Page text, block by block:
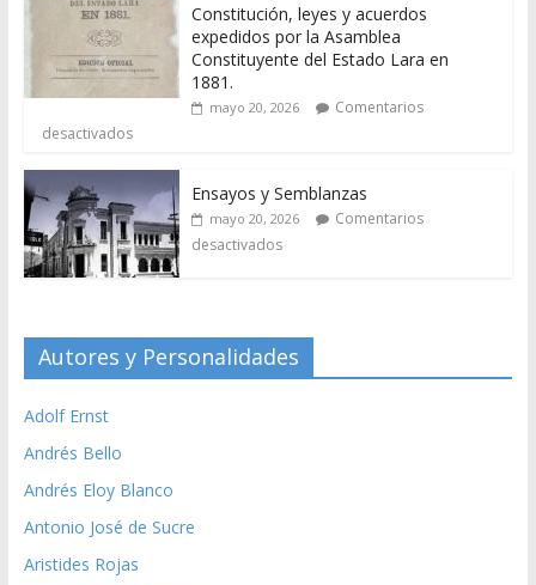
Constitución, leyes y acuerdos
expedidos por la Asamblea
Constituyente del Estado Lara en
1881.
mayo 20, 2026
Comentarios
desactivados
Ensayos y Semblanzas
mayo 20, 2026
Comentarios
desactivados
Autores y Personalidades
Adolf Ernst
Andrés Bello
Andrés Eloy Blanco
Antonio José de Sucre
Aristides Rojas